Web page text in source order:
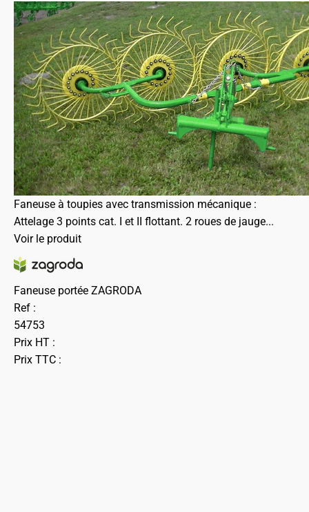
Faneuse à toupies avec transmission mécanique :
Attelage 3 points cat. I et II flottant. 2 roues de jauge...
Voir le produit
Faneuse portée ZAGRODA
Ref :
54753
Prix HT :
Prix TTC :